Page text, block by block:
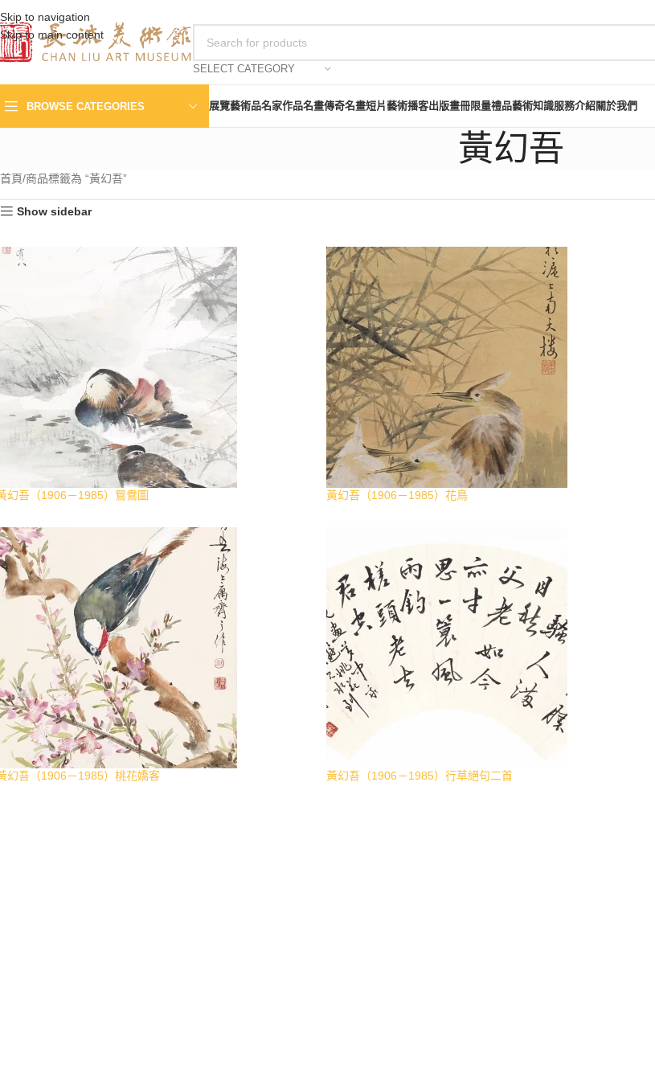
Skip to navigation
Skip to main content
SELECT CATEGORY
BROWSE CATEGORIES 展覽藝術品名家作品名畫傳奇名畫短片藝術播客出版畫冊限量禮品藝術知識服務介紹關於我們
黃幻吾
首頁 商品標籤為 “黃幻吾”
Show sidebar
幻吾（1906－1985）鴛鴦圖 黃幻吾（1906－1985）花鳥
幻吾（1906－1985）桃花嬌客 黃幻吾（1906－1985）行草絕句二首